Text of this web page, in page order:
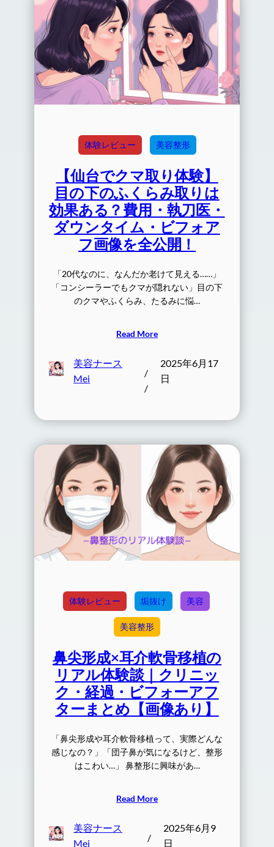
体験レビュー 美容整形
【仙台でクマ取り体験】
目の下のふくらみ取りは
効果ある？費用・執刀医・
ダウンタイム・ビフォア
フ画像を全公開！
「20代なのに、なんだか老けて見える……」
「コンシーラーでもクマが隠れない」目の下
のクマやふくらみ、たるみに悩…
Read More
美容ナース
Mei
/
/
2025年6月17
日
体験レビュー 垢抜け 美容
美容整形
鼻尖形成×耳介軟骨移植の
リアル体験談｜クリニッ
ク・経過・ビフォーアフ
ターまとめ【画像あり】
「鼻尖形成や耳介軟骨移植って、実際どんな
感じなの？」「団子鼻が気になるけど、整形
はこわい…」 鼻整形に興味があ…
Read More
美容ナース
Mei
/
2025年6月9
日